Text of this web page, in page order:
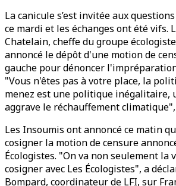
La canicule s’est invitée aux
ce mardi et les échanges ont été vifs.
Chatelain, cheffe du groupe écologiste
annoncé le dépôt d'une motion de
gauche pour dénoncer
"Vous n'êtes pas à votre place, la
menez est une politique inégalitaire,
aggrave le réchauffement
Les Insoumis ont annoncé ce matin
cosigner la motion de censure
Écologistes. "On va non seulement la
cosigner avec Les Écologistes", a
Bompard, coordinateur de LFI, sur